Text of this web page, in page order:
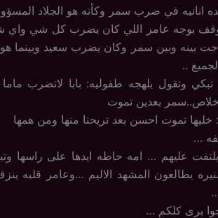
انانيه في ضرب سمر وكأنه هو الجلاد
بوجه عامر اللي كان يضرب كل شي
جت بينه وبين سمر وكان يضرب سعيد وبينما
..
وتقول بلهجه طفوليه: بابا لاتضرب ماما
خلاص..سمر بعدين تموت
خليها تموت احسن بعد تريحنا منها ومن همها
…
عليهم … امه حاطه ايدها على راسها
يطالعون المشهد الاليم …وعامر قلبه
برى كلكم …